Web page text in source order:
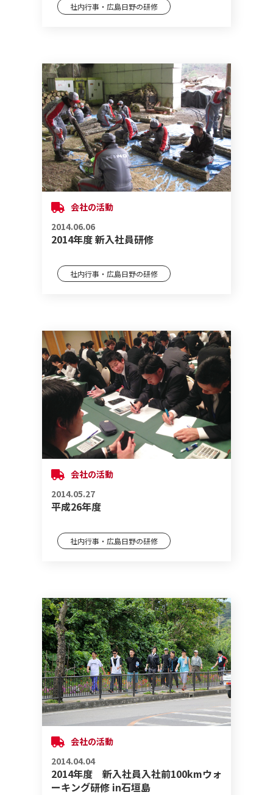
社内行事・広島日野の研修
会社の活動
2014.06.06
2014年度 新入社員研修
社内行事・広島日野の研修
会社の活動
2014.05.27
平成26年度
社内行事・広島日野の研修
会社の活動
2014.04.04
2014年度 新入社員入社前100kmウォ
ーキング研修 in石垣島